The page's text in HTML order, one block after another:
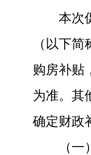
本次
（以下
购房补贴
为准。其
确定财政
（